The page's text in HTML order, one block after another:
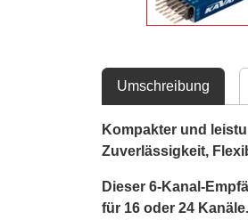
Umschreibung
Kompakter und
Zuverlässigkeit,
Dieser 6-Kanal-
für 16 oder 24